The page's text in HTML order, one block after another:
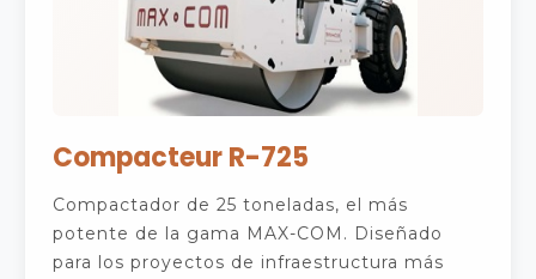
Compacteur R-725
Compactador de 25 toneladas, el más
potente de la gama MAX-COM. Diseñado
para los proyectos de infraestructura más